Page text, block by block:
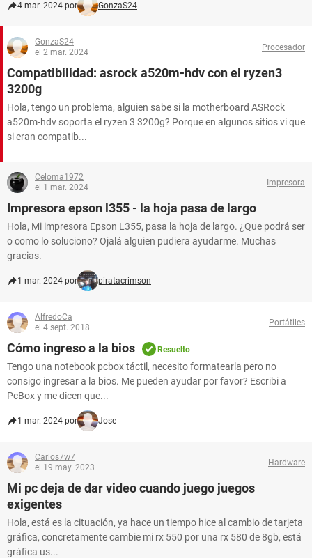
4 mar. 2024 por GonzaS24
GonzaS24
el 2 mar. 2024
Procesador
Compatibilidad: asrock a520m-hdv con el ryzen3
3200g
Hola, tengo un problema, alguien sabe si la motherboard ASRock
a520m-hdv soporta el ryzen 3 3200g? Porque en algunos sitios vi que
si eran compatib...
Celoma1972
el 1 mar. 2024
Impresora
Impresora epson l355 - la hoja pasa de largo
Hola, Mi impresora Epson L355, pasa la hoja de largo. ¿Que podrá ser
o como lo soluciono? Ojalá alguien pudiera ayudarme. Muchas
gracias.
1 mar. 2024 por piratacrimson
AlfredoCa
el 4 sept. 2018
Portátiles
Cómo ingreso a la bios Resuelto
Tengo una notebook pcbox táctil, necesito formatearla pero no
consigo ingresar a la bios. Me pueden ayudar por favor? Escribi a
PcBox y me dicen que...
1 mar. 2024 por Jose
Carlos7w7
el 19 may. 2023
Hardware
Mi pc deja de dar video cuando juego juegos
exigentes
Hola, está es la cituación, ya hace un tiempo hice al cambio de tarjeta
gráfica, concretamente cambie mi rx 550 por una rx 580 de 8gb, está
gráfica us...